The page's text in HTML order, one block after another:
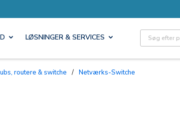
LØSNINGER & SERVICES Site Search
Hubs, routere & switche / Netværks-Switche